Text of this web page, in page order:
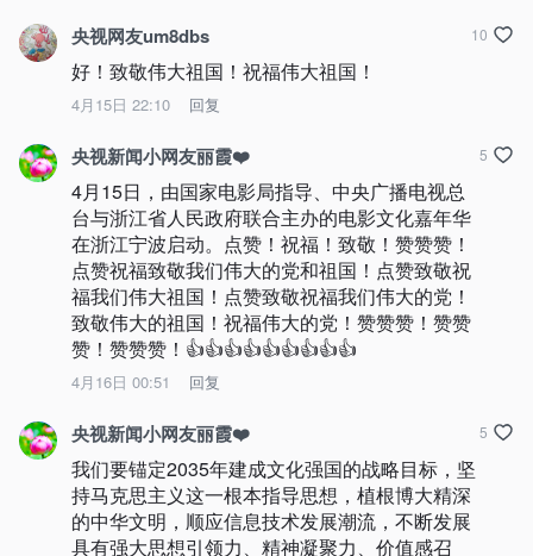
央视网友um8dbs
好！致敬伟大祖国！祝福伟大祖国！
4月15日 22:10 回复
10
央视新闻小网友丽霞❤️
4月15日，由国家电影局指导、中央广播电视总
台与浙江省人民政府联合主办的电影文化嘉年华
在浙江宁波启动。点赞！祝福！致敬！赞赞赞！
点赞祝福致敬我们伟大的党和祖国！点赞致敬祝
福我们伟大祖国！点赞致敬祝福我们伟大的党！
致敬伟大的祖国！祝福伟大的党！赞赞赞！赞赞
赞！赞赞赞！👍👍👍👍👍👍👍👍👍
4月16日 00:51 回复
5
央视新闻小网友丽霞❤️
我们要锚定2035年建成文化强国的战略目标，坚
持马克思主义这一根本指导思想，植根博大精深
的中华文明，顺应信息技术发展潮流，不断发展
具有强大思想引领力、精神凝聚力、价值感召
5